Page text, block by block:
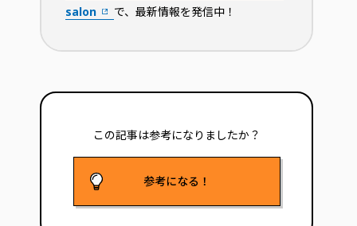
salon
で、最新情報を発信中！
この記事は参考になりましたか？
参考になる！